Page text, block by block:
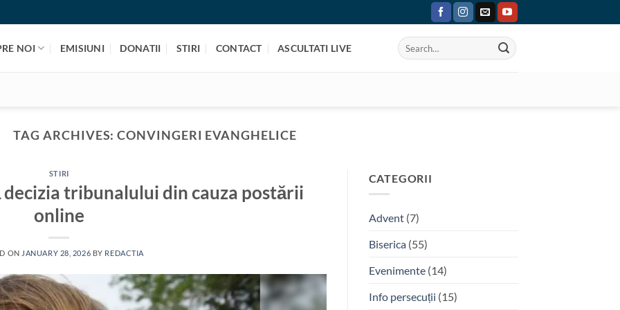
NOI EMISIUNI DONATII STIRI CONTACT ASCULTATI LIVE
TAG ARCHIVES:CONVINGERI EVANGHELICE
STIRI
tribunalului din cauza postării
online
ON JANUARY 28, 2026 BY REDACTIA
CATEGORII
Advent(7)
Biserica(55)
Evenimente(14)
Info persecuții (15)